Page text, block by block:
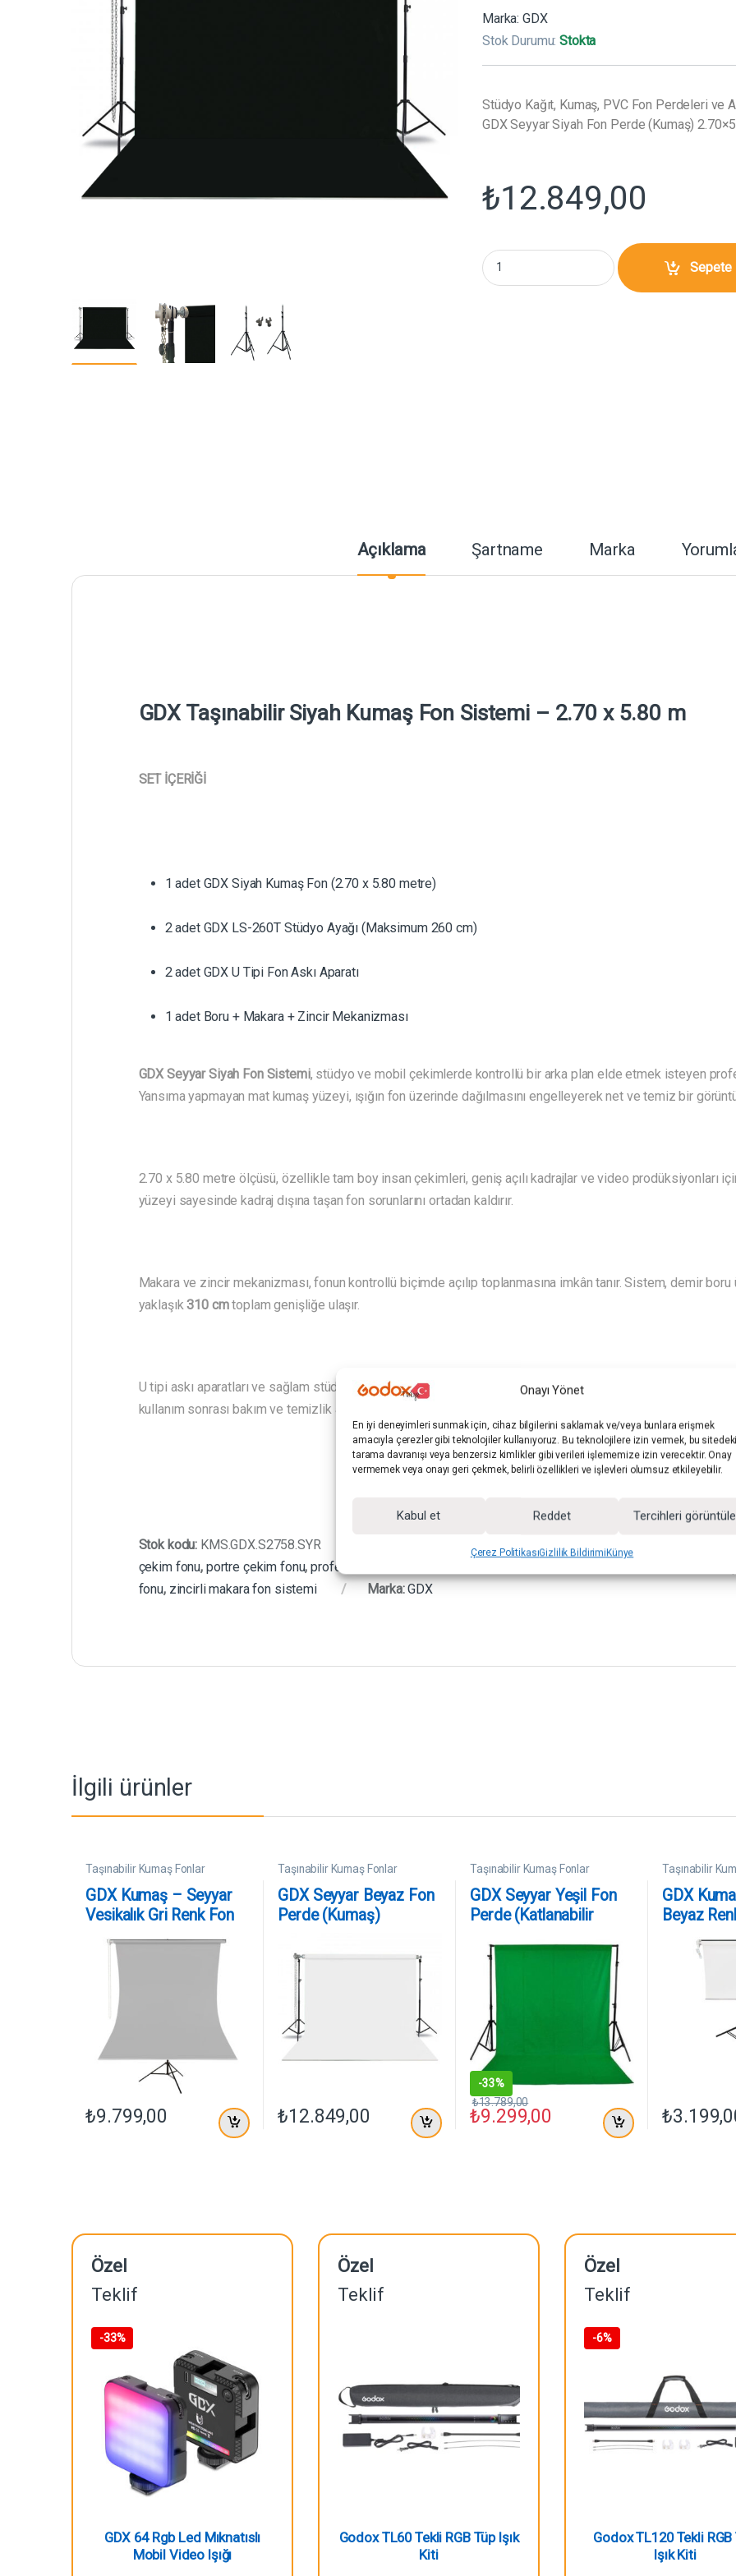
Onayı Yönet
En iyi deneyimleri sunmak için, cihaz bilgilerini saklamak ve/veya bunlara erişmek
amacıyla çerezler gibi teknolojiler kullanıyoruz. Bu teknolojilere izin vermek, bu
tarama davranışı veya benzersiz kimlikler gibi verileri işlememize izin verecektir. Onay
vermemek veya onayı geri çekmek, belirli özellikleri ve işlevleri olumsuz etkileyebilir.
Kabul et Reddet Tercihleri görüntüle
Çerez PolitikasıGizlilik BildirimiKünye
Marka: GDX
Stok Durumu:Stokta
Stüdyo Kağıt, Kumaş, PVC Fon Perdeleri ve
GDX Seyyar Siyah Fon Perde (Kumaş)
₺12.849,00
GDX Seyyar Siyah Fon Perde (Kumaş)
Sepete
Açıklama Şartname Marka
GDX Taşınabilir Siyah Kumaş Fon Sistemi – 2.70 x 5.80 m
SET İÇERİĞİ
1 adet GDX Siyah Kumaş Fon (2.70 x 5.80 metre)
2 adet GDX LS-260T Stüdyo Ayağı (Maksimum 260 cm)
2 adet GDX U Tipi Fon Askı Aparatı
1 adet Boru + Makara + Zincir Mekanizması
GDX Seyyar Siyah Fon Sistemi, stüdyo ve mobil çekimlerde kontrollü bir arka plan elde etmek isteyen
Yansıma yapmayan mat kumaş yüzeyi, ışığın fon üzerinde dağılmasını engelleyerek net ve temiz bir
2.70 x 5.80 metre ölçüsü, özellikle tam boy insan çekimleri, geniş açılı kadrajlar ve video prodüksiyonları
yüzeyi sayesinde kadraj dışına taşan fon sorunlarını ortadan kaldırır.
Makara ve zincir mekanizması, fonun kontrollü biçimde açılıp toplanmasına imkân tanır. Sistem, demir boru
yaklaşık310 cmtoplam genişliğe ulaşır.
U tipi askı aparatları ve sağlam stüdyo ayakları sayesinde kurulum süreci hızlıdır ve ek bir montaj
kullanım sonrası bakım ve temizlik avantajı sağlar.
Stok kodu: KMS.GDX.S2758.SYR Taşınabilir Kumaş Fonlar
çekim fonu, portre çekim fonu,profesyonel stüdyo ekipmanı
fonu, zincirli makara fon sistemi Marka:GDX
İlgili ürünler
Taşınabilir Kumaş Fonlar
GDX Kumaş – Seyyar
Vesikalık Gri Renk Fon
Perde 190×400 cm
₺9.799,00
Taşınabilir Kumaş Fonlar
GDX Seyyar Beyaz Fon
Perde (Kumaş)
₺12.849,00
Taşınabilir Kumaş Fonlar
GDX Seyyar Yeşil Fon
Perde (Katlanabilir
-33%
₺9.299,00
₺13.789,00
Taşınabilir
GDX
Beyaz
90x120cm
₺
Özel
Teklif
-33%
GDX 64 Rgb Led Mıknatıslı
Mobil Video Işığı
Özel
Teklif
Godox TL60 Tekli RGB Tüp Işık
Kiti
Özel
Teklif
-6%
Godox TL120 Tekli RGB
Işık Kiti